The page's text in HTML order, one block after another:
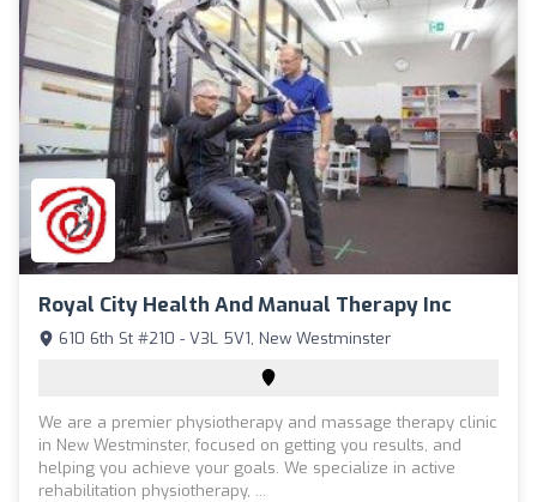
Royal City Health And Manual Therapy Inc
610 6th St #210 - V3L 5V1, New Westminster
We are a premier physiotherapy and massage therapy clinic
in New Westminster, focused on getting you results, and
helping you achieve your goals. We specialize in active
rehabilitation physiotherapy, ...